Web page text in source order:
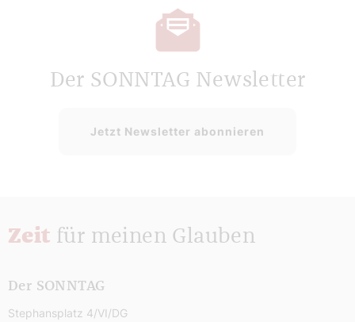
Der SONNTAG Newsletter
Jetzt Newsletter abonnieren
Zeit für meinen Glauben
Der SONNTAG
Stephansplatz 4/VI/DG